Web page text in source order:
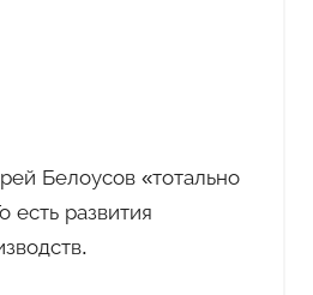
Белоусов «тотально
есть развития